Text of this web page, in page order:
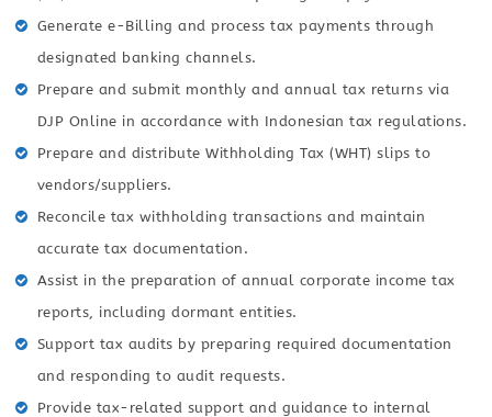
Generate e-Billing and process tax payments through
designated banking channels.
Prepare and submit monthly and annual tax returns via
DJP Online in accordance with Indonesian tax regulations.
Prepare and distribute Withholding Tax (WHT) slips to
vendors/suppliers.
Reconcile tax withholding transactions and maintain
accurate tax documentation.
Assist in the preparation of annual corporate income tax
reports, including dormant entities.
Support tax audits by preparing required documentation
and responding to audit requests.
Provide tax-related support and guidance to internal